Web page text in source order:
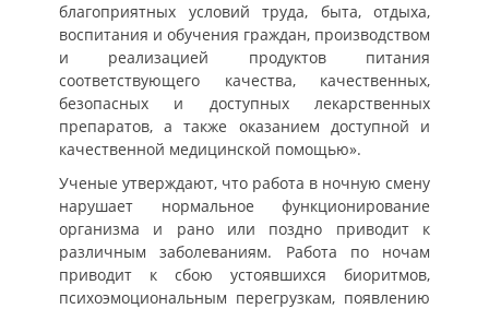
благоприятных условий труда, быта, отдыха,
воспитания и обучения граждан, производством
и реализацией продуктов питания
соответствующего качества, качественных,
безопасных и доступных лекарственных
препаратов, а также оказанием доступной и
качественной медицинской помощью».
Ученые утверждают, что работа в ночную смену
нарушает нормальное функционирование
организма и рано или поздно приводит к
различным заболеваниям. Работа по ночам
приводит к сбою устоявшихся биоритмов,
психоэмоциональным перегрузкам, появлению